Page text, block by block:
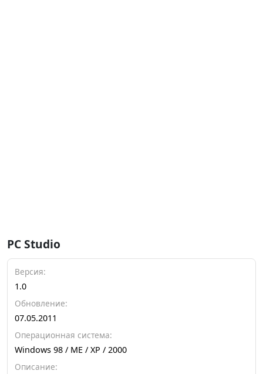
PC Studio
Версия:
1.0
Обновление:
07.05.2011
Операционная система:
Windows 98 / ME / XP / 2000
Описание: